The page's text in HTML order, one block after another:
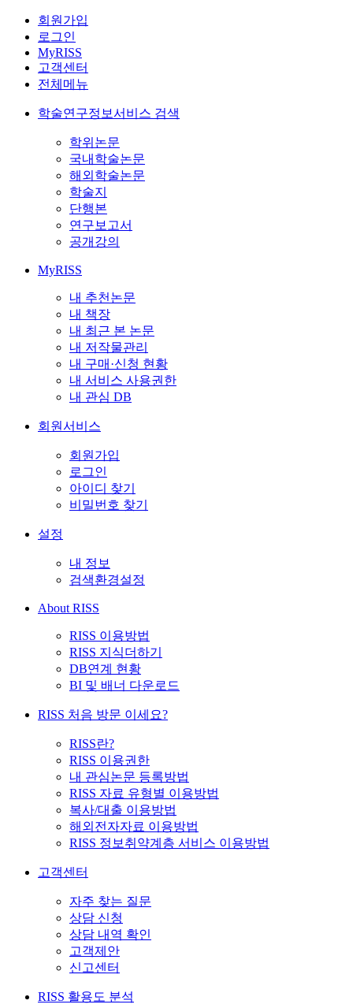
회원가입
로그인
MyRISS
고객센터
전체메뉴
학술연구정보서비스 검색
학위논문
국내학술논문
해외학술논문
학술지
단행본
연구보고서
공개강의
MyRISS
내 추천논문
내 책장
내 최근 본 논문
내 저작물관리
내 구매·신청 현황
내 서비스 사용권한
내 관심 DB
회원서비스
회원가입
로그인
아이디 찾기
비밀번호 찾기
설정
내 정보
검색환경설정
About RISS
RISS 이용방법
RISS 지식더하기
DB연계 현황
BI 및 배너 다운로드
RISS 처음 방문 이세요?
RISS란?
RISS 이용권한
내 관심논문 등록방법
RISS 자료 유형별 이용방법
복사/대출 이용방법
해외전자자료 이용방법
RISS 정보취약계층 서비스 이용방법
고객센터
자주 찾는 질문
상담 신청
상담 내역 확인
고객제안
신고센터
RISS 활용도 분석